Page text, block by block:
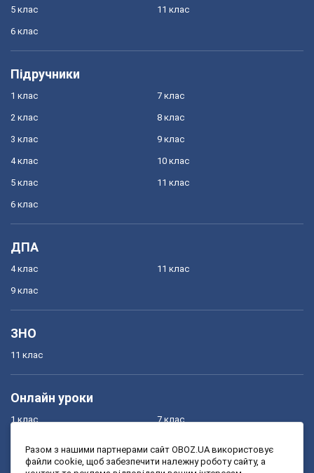
5 клас
6 клас
11 клас
Підручники
1 клас
2 клас
3 клас
4 клас
5 клас
6 клас
7 клас
8 клас
9 клас
10 клас
11 клас
ДПА
4 клас
9 клас
11 клас
ЗНО
11 клас
Онлайн уроки
1 клас
3 клас
7 клас
9 клас
Разом з нашими партнерами сайт OBOZ.UA використовує
файли cookie, щоб забезпечити належну роботу сайту, а